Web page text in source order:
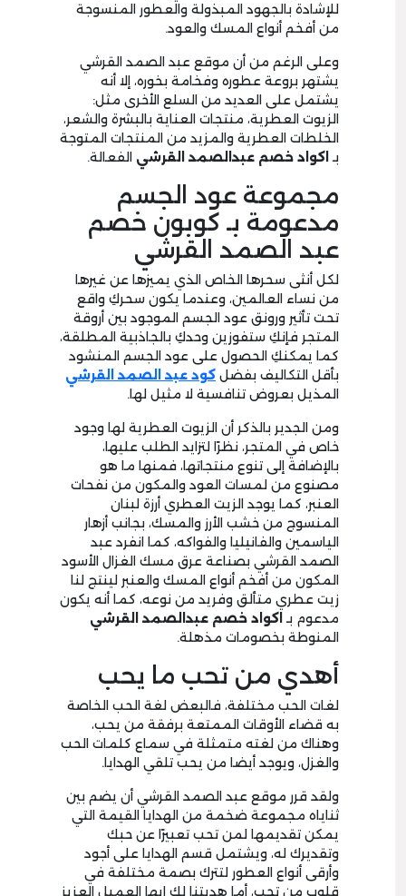
للإشادة بالجهود المبذولة والعطور المنسوجة
من أفخم أنواع المسك والعود.
وعلى الرغم من أن موقع عبد الصمد القرشي
يشتهر بروعة عطوره وفخامة بخوره، إلا أنه
يشتمل على العديد من السلع الأخرى مثل:
الزيوت العطرية، منتجات العناية بالبشرة والشعر،
الخلطات العطرية والمزيد من المنتجات المتوجة
بـ اكواد خصم عبدالصمد القرشي الفعالة.
مجموعة عود الجسم
مدعومة بـ كوبون خصم
عبد الصمد القرشي
لكل أنثى سحرها الخاص الذي يميزها عن غيرها
من نساء العالمين، وعندما يكون سحركِ واقع
تحت تأثير ورونق عود الجسم الموجود بين أروقة
المتجر فإنكِ ستفوزين وحدكِ بالجاذبية المطلقة،
كما يمكنكِ الحصول على عود الجسم المنشود
بأقل التكاليف بفضل كود عبد الصمد القرشي
المذيل بعروض تنافسية لا مثيل لها.
ومن الجدير بالذكر أن الزيوت العطرية لها وجود
خاص في المتجر، نظرًا لتزايد الطلب عليها،
بالإضافة إلى تنوع منتجاتها، فمنها ما هو
مصنوع من لمسات العود والمكون من نفحات
العنبر، كما يوجد الزيت العطري أرزة لبنان
المنسوج من خشب الأرز والمسك، بجانب أزهار
الياسمين والفانيليا والفواكه، كما انفرد عبد
الصمد القرشي بصناعة عرق مسك الغزال الأسود
المكون من أفخم أنواع المسك والعنبر لينتج لنا
زيت عطري متألق وفريد من نوعه، كما أنه يكون
مدعوم بـ اكواد خصم عبدالصمد القرشي
المنوطة بخصومات مذهلة.
أهدي من تحب ما يحب
لغات الحب مختلفة، فالبعض لغة الحب الخاصة
به قضاء الأوقات الممتعة برفقة من يحب،
وهناك من لغته متمثلة في سماع كلمات الحب
والغزل، ويوجد أيضا من يحب تلقي الهدايا.
ولقد قرر موقع عبد الصمد القرشي أن يضم بين
ثناياه مجموعة ضخمة من الهدايا القيمة التي
يمكن تقديمها لمن تحب تعبيرًا عن حبك
وتقديرك له، ويشتمل قسم الهدايا على أجود
وأرقى أنواع العطور لتترك بصمة مختلفة في
قلوب من تحب، أما هديتنا لك ايها العميل العزيز